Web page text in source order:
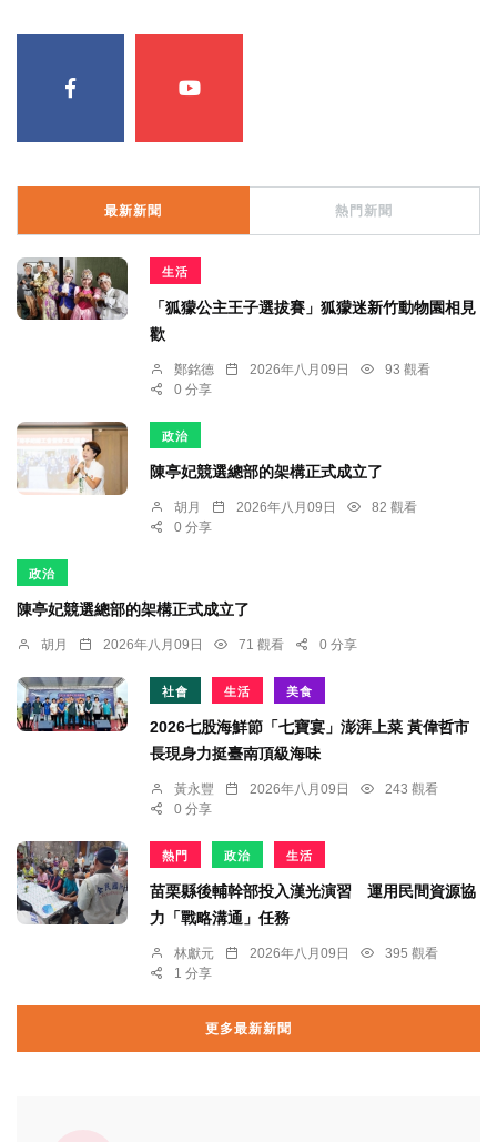
最新新聞 熱門新聞
生活
「狐獴公主王子選拔賽」狐獴迷新竹動物園相見
歡
鄭銘德 2026年八月09日
93 觀看
0 分享
政治
陳亭妃競選總部的架構正式成立了
胡月 2026年八月09日
82 觀看
0 分享
政治
陳亭妃競選總部的架構正式成立了
胡月 2026年八月09日 71 觀看 0 分享
社會 生活 美食
2026七股海鮮節「七寶宴」澎湃上菜 黃偉哲市
長現身力挺臺南頂級海味
黃永豐 2026年八月09日
243 觀看
0 分享
熱門 政治 生活
苗栗縣後輔幹部投入漢光演習 運用民間資源協
力「戰略溝通」任務
林獻元 2026年八月09日
395 觀看
1 分享
更多最新新聞